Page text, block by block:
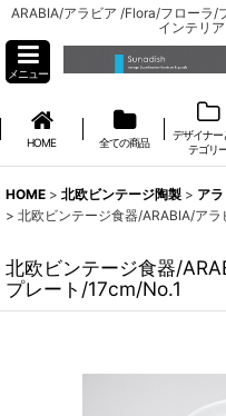
ARABIA/アラビア /Flora/フローラ/
インテリ
メニュー
HOME 全ての商品
デザイナー
テゴリ
HOME > 北欧ビンテージ陶製 > ア
> 北欧ビンテージ食器/ARABIA/ア
北欧ビンテージ食器/
プレート/17cm/No.1